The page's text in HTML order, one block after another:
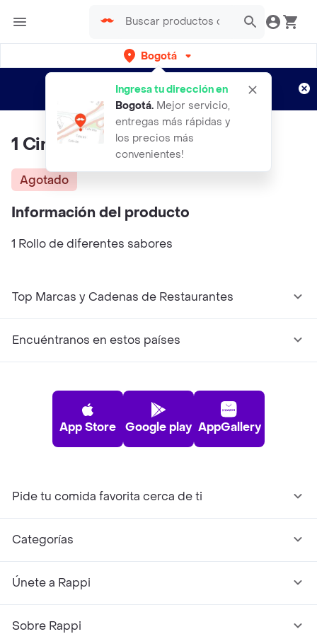
Bogotá
Ingresa tu dirección en
Bogotá. Mejor servicio,
entregas más rápidas y
los precios más
convenientes!
envíos gratis por semanas
Aplican TyC
1 Cinnamon Rolls
Agotado
Información del producto
1 Rollo de diferentes sabores
Top Marcas y Cadenas de Restaurantes
Encuéntranos en estos países
App Store Google play AppGallery
Pide tu comida favorita cerca de ti
Categorías
Únete a Rappi
Sobre Rappi